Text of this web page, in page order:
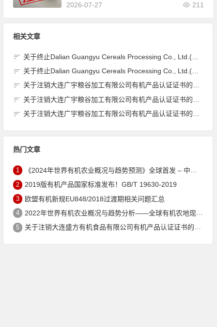
2026-07-27 211
相关文章
关于终止Dalian Guangyu Cereals Processing Co., Ltd.(大连广宇粮谷加工有限公司)JAS有机产品认证证书的公告
关于终止Dalian Guangyu Cereals Processing Co., Ltd.(大连广宇粮谷加工有限公司)JAS有机产品认证证书的公告
关于注销大连广宇粮谷加工有限公司有机产品认证证书的公告
关于注销大连广宇粮谷加工有限公司有机产品认证证书的公告
关于注销大连广宇粮谷加工有限公司有机产品认证证书的公告
热门文章
1 《2024年世界有机农业概况与趋势预测》全球首发 – 中国有机市场规模跻身世界第三
2 2019版有机产品国家标准发布！GB/T 19630-2019
3 欧盟有机新规EU848/2018过渡期相关问题汇总
4 2022年世界有机农业概况与趋势分析——全球有机农地现状与有机食品（含饮料）市场
5 关于注销大连盛方有机食品有限公司有机产品认证证书的公告